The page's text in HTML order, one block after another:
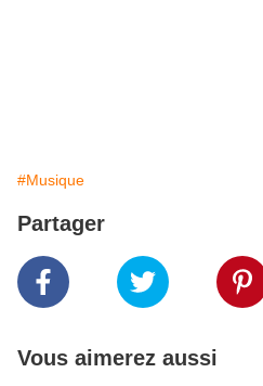
#Musique
Partager
Vous aimerez aussi